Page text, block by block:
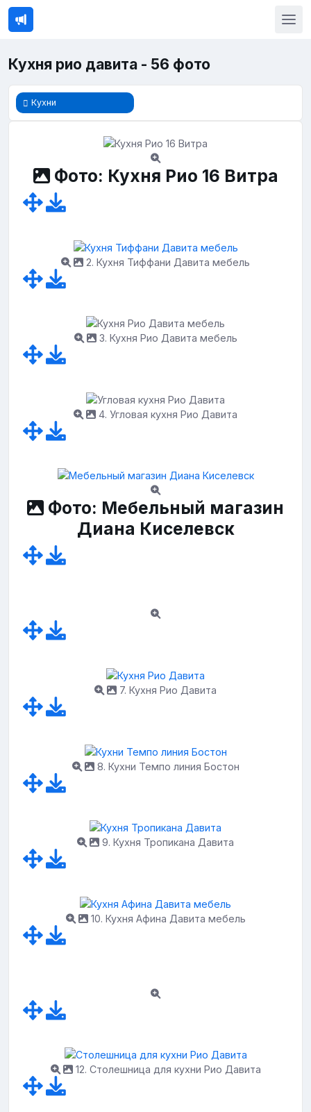
Кухня рио давита - 56 фото
Кухни
Фото: Кухня Рио 16 Витра
2. Кухня Тиффани Давита мебель
3. Кухня Рио Давита мебель
4. Угловая кухня Рио Давита
Фото: Мебельный магазин
Диана Киселевск
7. Кухня Рио Давита
8. Кухни Темпо линия Бостон
9. Кухня Тропикана Давита
10. Кухня Афина Давита мебель
12. Столешница для кухни Рио Давита